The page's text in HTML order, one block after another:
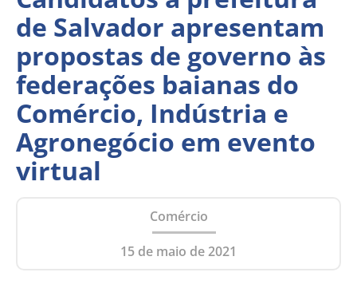
de Salvador apresentam
propostas de governo às
federações baianas do
Comércio, Indústria e
Agronegócio em evento
virtual
Comércio
15 de maio de 2021